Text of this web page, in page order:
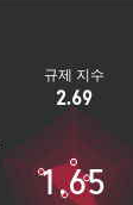
규제 지수
2.69
1.65